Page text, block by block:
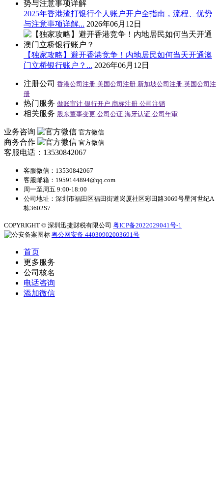
2025年香港渣打银行个人账户开户全指南，流程、优势
与注意事项详解... 2026年06月12日
【独家攻略】避开香港竞争！内地居民如何当天开通澳
门立桥银行账户？... 2026年06月12日
注册公司 香港公司注册 美国公司注册 新加坡公司注册 英国公司注
册
热门服务 做账审计 银行开户 商标注册 公司注销
相关服务 股东董事变更 公司公证 海牙认证 公司年审
业务咨询 官方微信
商务合作 官方微信
客服电话：13530842067
客服微信：13530842067
客服邮箱：1959144894@qq.com
周一至周五 9:00-18:00
公司地址：深圳市福田区福田街道岗厦社区彩田路3069号星河世纪A
栋3602S7
COPYRIGHT © 深圳迅捷财税有限公司 粤ICP备2022029041号-1
粤公网安备 44030902003691号
首页
更多服务
公司核名
电话咨询
添加微信